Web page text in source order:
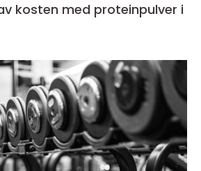
kosten med proteinpulver i